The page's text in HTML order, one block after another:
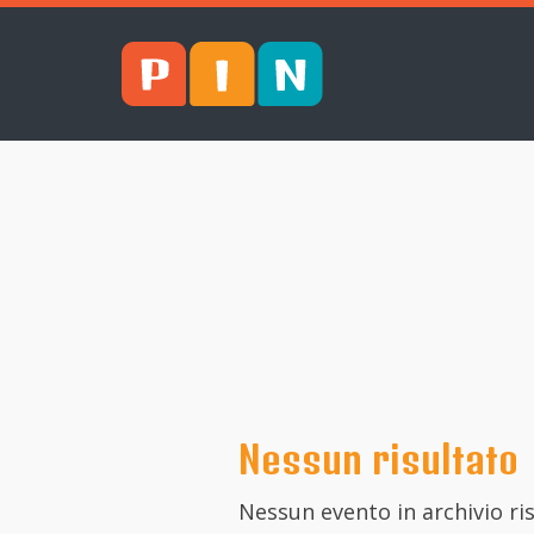
Nessun risultato
Nessun evento in archivio